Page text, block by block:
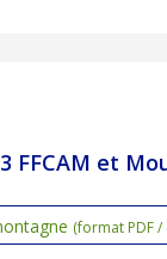
FFCAM et
(format PDF /